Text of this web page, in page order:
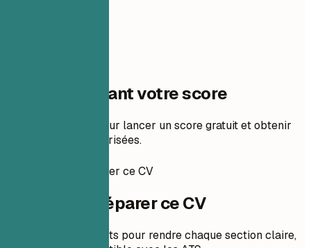
Une étape avant votre score
Ajoutez votre CV pour lancer un score gratuit et obtenir
des corrections priorisées.
Comment préparer ce CV
Comment préparer ce CV
Des conseils concrets pour rendre chaque section claire,